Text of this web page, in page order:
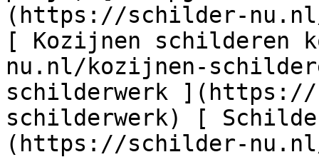
(https://schilder-
[ Kozijnen
nu.nl/kozijnen-
schilderwerk
schilderwerk) [
(https://schilder-nu.nl/